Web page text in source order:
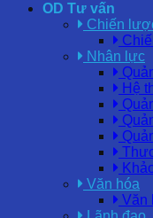
OD Tư vấn
Chiến
Nhân lực
Hệ
Văn hóa
Văn